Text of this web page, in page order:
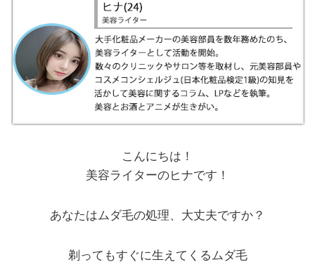
こんにちは！
美容ライターのヒナです！
あなたはムダ毛の処理、大丈夫ですか？
剃ってもすぐに生えてくるムダ毛